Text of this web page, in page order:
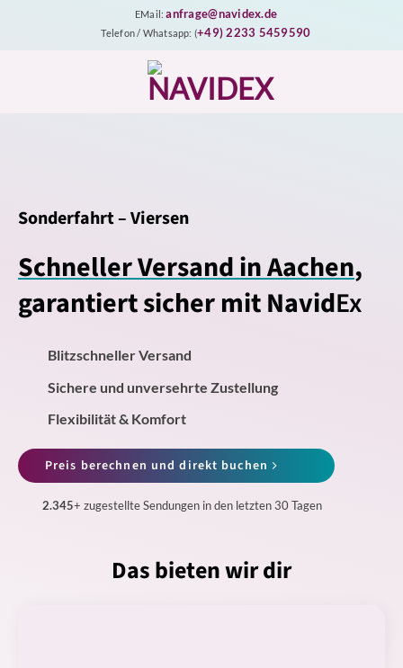
EMail:anfrage@navidex.de
Telefon / Whatsapp: (+49) 2233 5459590
Sonderfahrt – Viersen
Schneller Versand in Aachen,
garantiert sicher mit NavidEx
Blitzschneller Versand
Sichere und unversehrte Zustellung
Flexibilität & Komfort
Preis berechnen und direkt buchen
2.345+ zugestellte Sendungen in den letzten 30 Tagen
Das bieten wir dir